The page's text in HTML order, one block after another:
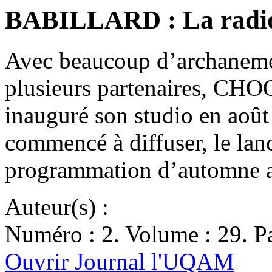
BABILLARD : La
Avec beaucoup
plusieurs partenaires,
inauguré son studio en
commencé à diffuser, le
programmation
Auteur(s) :
Numéro : 2. Volume : 29.
Ouvrir Journal l'UQAM